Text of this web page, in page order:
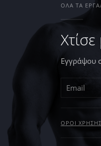
ΌΛΑ ΤΑ
Εγγράψου
ΟΡΟΙ ΧΡΗΣΗΣ